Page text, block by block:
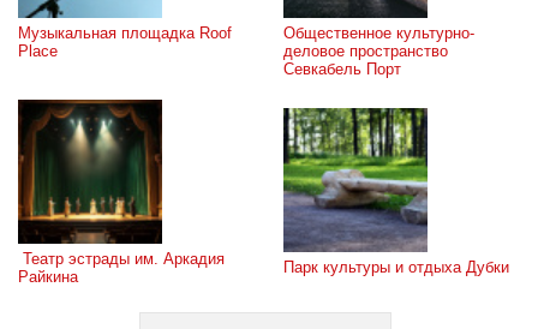
Музыкальная площадка Roof
Place
Общественное культурно-
деловое пространство
Севкабель Порт
Райкина
Парк культуры и отдыха Дубки